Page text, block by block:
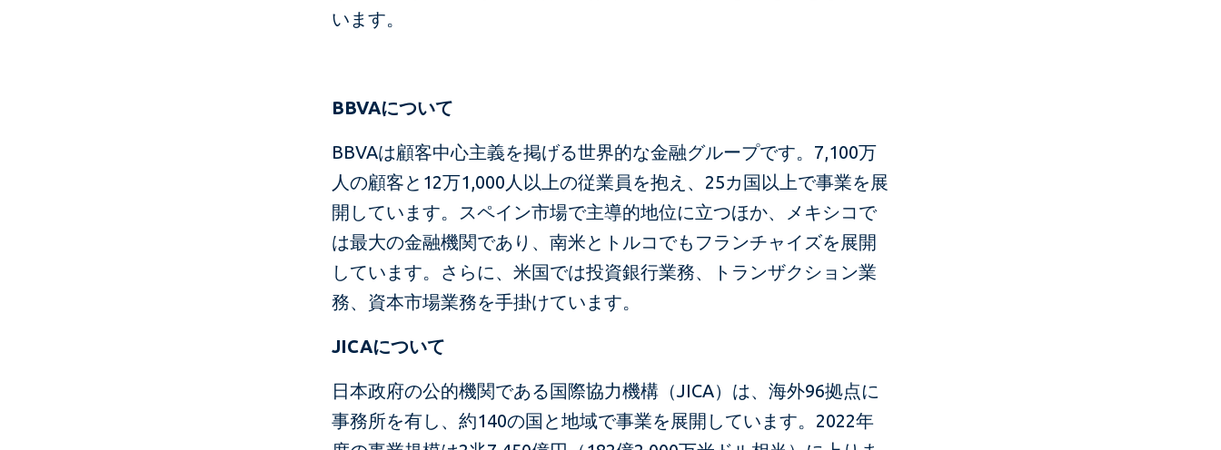
います。
BBVAについて
BBVAは顧客中心主義を掲げる世界的な金融グループです。7,100万
人の顧客と12万1,000人以上の従業員を抱え、25カ国以上で事業を展
開しています。スペイン市場で主導的地位に立つほか、メキシコで
は最大の金融機関であり、南米とトルコでもフランチャイズを展開
しています。さらに、米国では投資銀行業務、トランザクション業
務、資本市場業務を手掛けています。
JICAについて
日本政府の公的機関である国際協力機構（JICA）は、海外96拠点に
事務所を有し、約140の国と地域で事業を展開しています。2022年